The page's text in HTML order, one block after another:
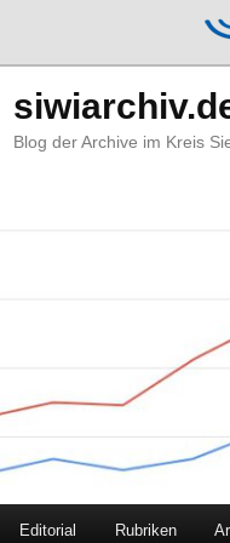
Blog der Archive im Kreis
Zum
Zum
Editorial Rubriken